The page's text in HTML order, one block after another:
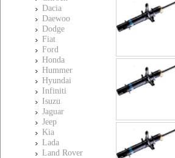
Dacia
Daewoo
Dodge
Fiat
Ford
Honda
Hummer
Hyundai
Infiniti
Isuzu
Jaguar
Jeep
Kia
Lada
Land Rover